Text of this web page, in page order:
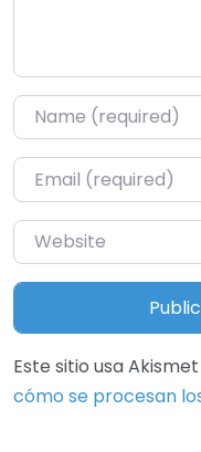
Name*
Email*
Website
Este sitio usa
cómo se procesan